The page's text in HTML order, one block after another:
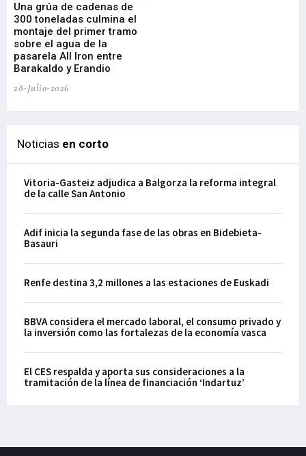
Una grúa de cadenas de
300 toneladas culmina el
montaje del primer tramo
sobre el agua de la
pasarela All Iron entre
Barakaldo y Erandio
28-Julio-2026
Noticias en corto
Vitoria-Gasteiz adjudica a Balgorza la reforma integral
de la calle San Antonio
Adif inicia la segunda fase de las obras en Bidebieta-
Basauri
Renfe destina 3,2 millones a las estaciones de Euskadi
BBVA considera el mercado laboral, el consumo privado y
la inversión como las fortalezas de la economía vasca
El CES respalda y aporta sus consideraciones a la
tramitación de la línea de financiación ‘Indartuz’